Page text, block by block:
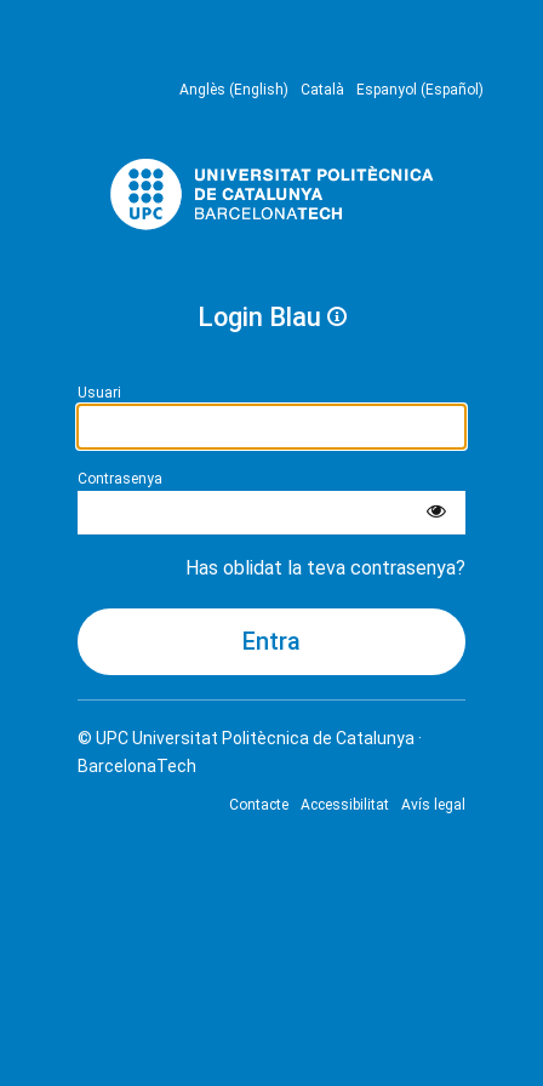
Anglès (English) Català Espanyol (Español)
Login Blau
Usuari
Contrasenya
Has oblidat la teva contrasenya?
© UPCUniversitat Politècnica de Catalunya ·
BarcelonaTech
Contacte Accessibilitat Avís legal